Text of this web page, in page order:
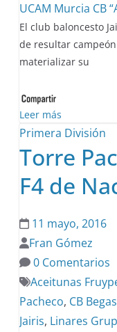
UCAM Murcia CB
El club baloncesto
de resultar
materializar su
Leer más
Primera División
Torre
F4 de
11 mayo, 2016
Fran Gómez
0 Comentarios
Aceitunas
Pacheco, CB
Jairis, Linares